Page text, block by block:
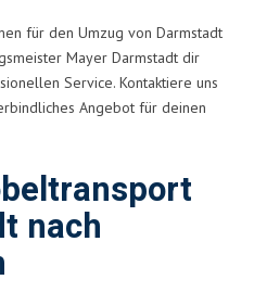
für den Umzug von Darmstadt
Mayer Darmstadt dir
Service. Kontaktiere uns
Angebot für deinen
nach